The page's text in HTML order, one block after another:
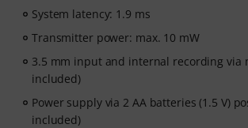
System latency: 1.9 ms
Transmitter power: max. 10 mW
3.5 mm input and internal recording via
included)
Power supply via 2 AA batteries (1.5 V)
included)